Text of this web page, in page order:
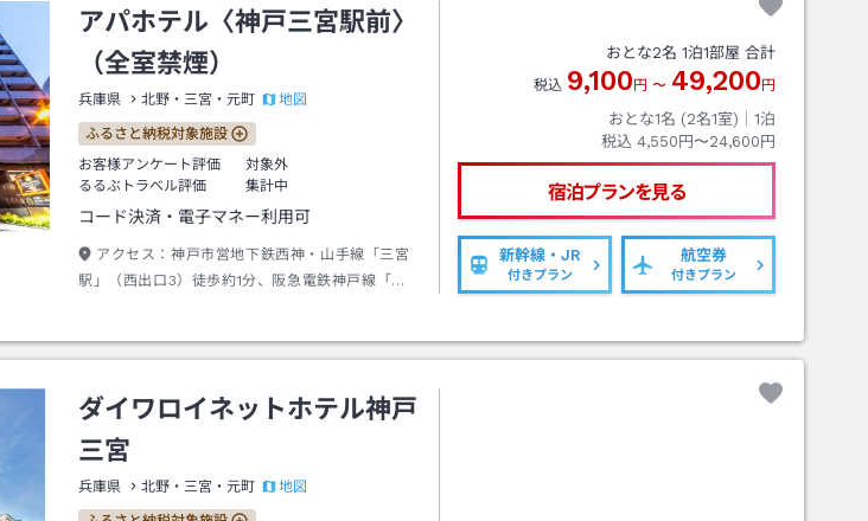
アパホテル〈神戸三宮駅前〉
（全室禁煙）
兵庫県 北野・三宮・元町 地図
ふるさと納税対象施設
お客様アンケート評価
対象外
るるぶトラベル評価
集計中
コード決済・電子マネー利用可
アクセス： 神戸市営地下鉄西神・山手線「三宮
駅」（西出口3）徒歩約1分、阪急電鉄神戸線「神
おとな2名 1泊1部屋 合計
税込 9,100 円 〜 49,200 円
おとな1名 (2名1室)｜ 1泊
税込 4,550円〜24,600円
宿泊プランを見る
新幹線・JR
付きプラン
航空券
付きプラン
ダイワロイネットホテル神戸
三宮
兵庫県 北野・三宮・元町 地図